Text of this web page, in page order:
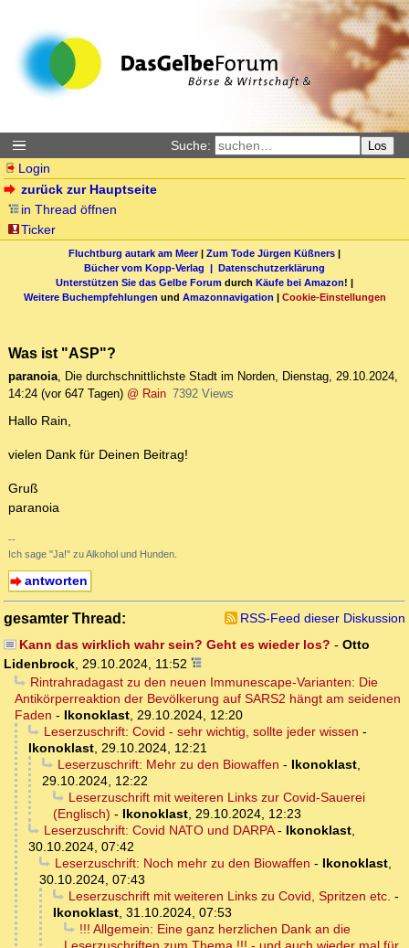
Suche: Los
Login
zurück zur Hauptseite
in Thread öffnen
Ticker
Fluchtburg autark am Meer| Zum Tode Jürgen Küßners |
Bücher vom Kopp-Verlag | Datenschutzerklärung
Unterstützen Sie das Gelbe Forum durch Käufe bei Amazon! |
Weitere Buchempfehlungen und Amazonnavigation | Cookie-Einstellungen
Was ist "ASP"?
paranoia, Die durchschnittlichste Stadt im Norden, Dienstag, 29.10.2024,
14:24 (vor 647 Tagen) @ Rain 7392 Views
Hallo Rain,
vielen Dank für Deinen Beitrag!
Gruß
paranoia
--
Ich sage "Ja!" zu Alkohol und Hunden.
antworten
gesamter Thread:
RSS-Feed dieser Diskussion
Kann das wirklich wahr sein? Geht es wieder los? - Otto
Lidenbrock, 29.10.2024, 11:52
Rintrahradagast zu den neuen Immunescape-Varianten: Die
Antikörperreaktion der Bevölkerung auf SARS2 hängt am seidenen
Faden - Ikonoklast, 29.10.2024, 12:20
Leserzuschrift: Covid - sehr wichtig, sollte jeder wissen -
Ikonoklast, 29.10.2024, 12:21
Leserzuschrift: Mehr zu den Biowaffen - Ikonoklast,
29.10.2024, 12:22
Leserzuschrift mit weiteren Links zur Covid-Sauerei
(Englisch) - Ikonoklast, 29.10.2024, 12:23
Leserzuschrift: Covid NATO und DARPA- Ikonoklast,
30.10.2024, 07:42
Leserzuschrift: Noch mehr zu den Biowaffen - Ikonoklast,
30.10.2024, 07:43
Leserzuschrift mit weiteren Links zu Covid, Spritzen etc. -
Ikonoklast, 31.10.2024, 07:53
!!! Allgemein: Eine ganz herzlichen Dank an die